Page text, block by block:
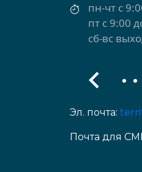
пн-чт с
пт с 9:00
сб-вс
Эл. почта:
Почта для